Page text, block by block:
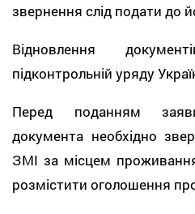
звернення слід подати до
Відновлення
підконтрольній уряду
Перед поданням
документа необхідно
ЗМІ за місцем
розмістити оголошення